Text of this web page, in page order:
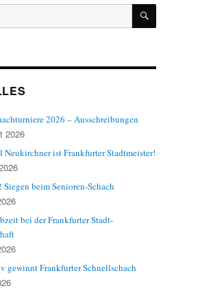
SUCHEN
2026 – Ausschreibungen
2026
Neukirchner ist Frankfurter Stadtmeister!
beim Senioren-Schach
bei der Frankfurter Stadt-
gewinnt Frankfurter Schnellschach